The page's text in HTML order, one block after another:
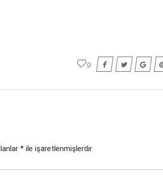
9
* ile işaretlenmişlerdir